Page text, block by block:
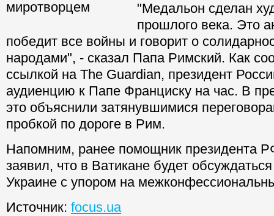
"Медальон сделан
прошлого века. Это
победит все войны и говорит о
народами", - сказал Папа Римский. Как
ссылкой на The Guardian, президент
аудиенцию к Папе Франциску на час. В
это объяснили затянувшимися
пробкой по дороге в Рим.
Напомним, ранее помощник президента
заявил, что в Ватикане будет
Украине с упором на
Источник: focus.ua